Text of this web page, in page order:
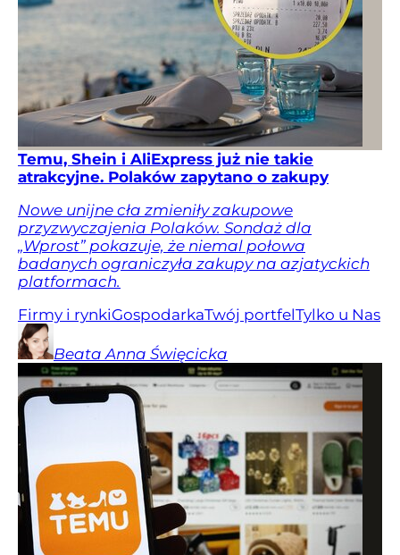
Temu, Shein i AliExpress już nie takie
atrakcyjne. Polaków zapytano o zakupy
Nowe unijne cła zmieniły zakupowe
przyzwyczajenia Polaków. Sondaż dla
„Wprost” pokazuje, że niemal połowa
badanych ograniczyła zakupy na azjatyckich
platformach.
Firmy i rynkiGospodarkaTwój portfelTylko u Nas
Beata Anna Święcicka